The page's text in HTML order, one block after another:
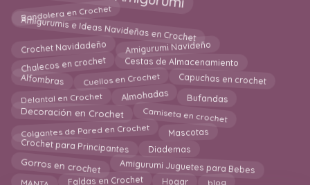
Bandolera en Crochet
Amigurumis e Ideas Navideñas en Crochet
Crochet Navidadeño Amigurumi Navideño
Chalecos en crochet Cestas de Almacenamiento
Alfombras Cuellos en Crochet Capuchas en crochet
Delantal en Crochet Almohadas Bufandas
Decoración en Crochet Camiseta en crochet
Colgantes de Pared en Crochet Mascotas
Crochet para Principantes Diademas
Gorros en crochet Amigurumi Juguetes para Bebes
Faldas en Crochet Hogar